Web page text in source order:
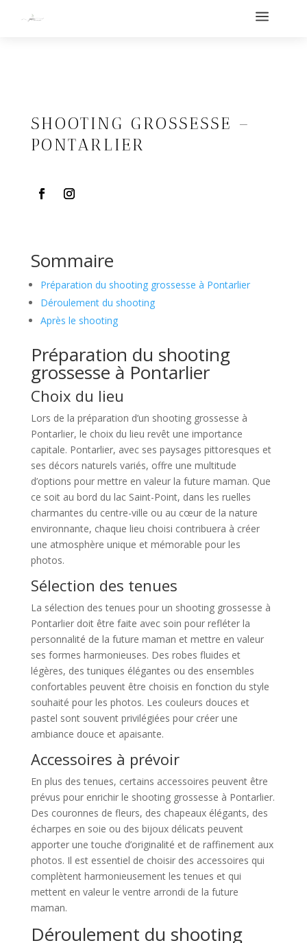
a
SHOOTING GROSSESSE –
PONTARLIER
Sommaire
Préparation du shooting grossesse à Pontarlier
Déroulement du shooting
Après le shooting
Préparation du shooting
grossesse à Pontarlier
Choix du lieu
Lors de la préparation d’un shooting grossesse à
Pontarlier, le choix du lieu revêt une importance
capitale. Pontarlier, avec ses paysages pittoresques et
ses décors naturels variés, offre une multitude
d’options pour mettre en valeur la future maman. Que
ce soit au bord du lac Saint-Point, dans les ruelles
charmantes du centre-ville ou au cœur de la nature
environnante, chaque lieu choisi contribuera à créer
une atmosphère unique et mémorable pour les
photos.
Sélection des tenues
La sélection des tenues pour un shooting grossesse à
Pontarlier doit être faite avec soin pour refléter la
personnalité de la future maman et mettre en valeur
ses formes harmonieuses. Des robes fluides et
légères, des tuniques élégantes ou des ensembles
confortables peuvent être choisis en fonction du style
souhaité pour les photos. Les couleurs douces et
pastel sont souvent privilégiées pour créer une
ambiance douce et apaisante.
Accessoires à prévoir
En plus des tenues, certains accessoires peuvent être
prévus pour enrichir le shooting grossesse à Pontarlier.
Des couronnes de fleurs, des chapeaux élégants, des
écharpes en soie ou des bijoux délicats peuvent
apporter une touche d’originalité et de raffinement aux
photos. Il est essentiel de choisir des accessoires qui
complètent harmonieusement les tenues et qui
mettent en valeur le ventre arrondi de la future
maman.
Déroulement du shooting